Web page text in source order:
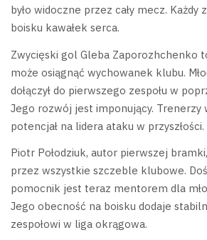
było widoczne przez cały mecz. Każdy
boisku kawałek serca.
Zwycięski gol Gleba Zaporozhchenko
może osiągnąć wychowanek klubu.
dołączył do pierwszego zespołu w
Jego rozwój jest imponujący. Trenerzy
potencjał na lidera ataku w przyszłości.
Piotr Połodziuk, autor pierwszej
przez wszystkie szczeble klubowe.
pomocnik jest teraz mentorem dla
Jego obecność na boisku dodaje
zespołowi w liga okrągowa.